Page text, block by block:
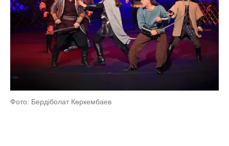
Фото: Бердіболат Көркембаев